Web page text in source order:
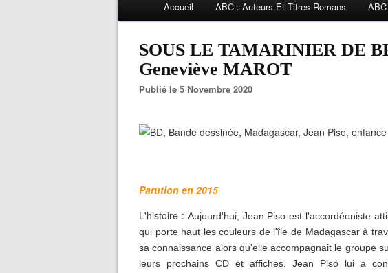
Accueil ABC : Auteurs Et Titres Romans
SOUS LE TAMARINIER DE
Geneviève MAROT
Publié le 5 Novembre 2020
Parution en 2015
L'histoire : Aujourd'hui, Jean Piso est l'accordéoniste
qui porte haut les couleurs de l'île de Madagascar à
sa connaissance alors qu'elle accompagnait le groupe
leurs prochains CD et affiches. Jean Piso lui a